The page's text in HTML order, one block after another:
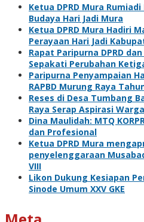
Ketua DPRD Mura
Budaya Hari Jadi Mura
Ketua DPRD Mura Hadiri
Perayaan Hari Jadi
Rapat Paripurna DPRD
Sepakati Perubahan
Paripurna Penyampaian
RAPBD Murung Raya
Reses di Desa Tumbang
Raya Serap Aspirasi Warga
Dina Maulidah: MTQ
dan Profesional
Ketua DPRD Mura
penyelenggaraan
VIII
Likon Dukung Kesiapan
Sinode Umum XXV GKE